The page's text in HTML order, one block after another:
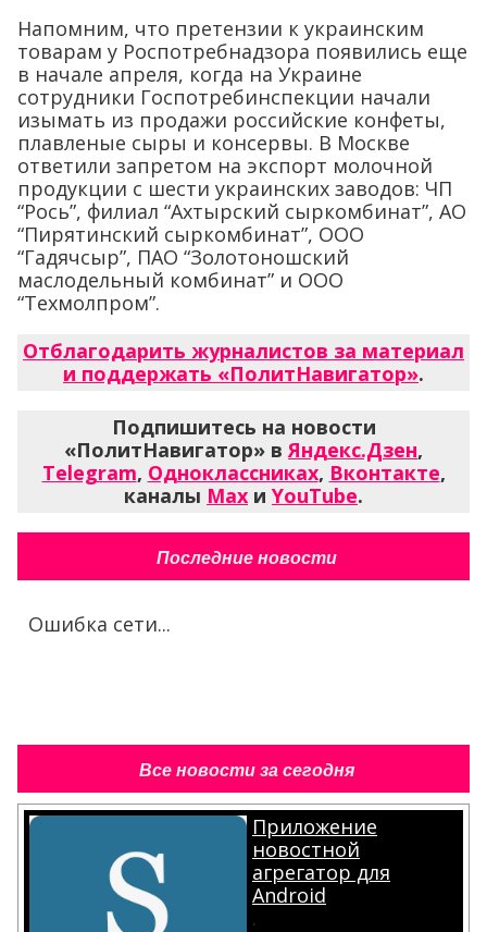
Напомним, что претензии к украинским
товарам у Роспотребнадзора появились еще
в начале апреля, когда на Украине
сотрудники Госпотребинспекции начали
изымать из продажи российские конфеты,
плавленые сыры и консервы. В Москве
ответили запретом на экспорт молочной
продукции с шести украинских заводов: ЧП
“Рось”, филиал “Ахтырский сыркомбинат”, АО
“Пирятинский сыркомбинат”, ООО
“Гадячсыр”, ПАО “Золотоношский
маслодельный комбинат” и ООО
“Техмолпром”.
Отблагодарить журналистов за материал
и поддержать «ПолитНавигатор».
Подпишитесь на новости
«ПолитНавигатор» вЯндекс.Дзен,
Telegram, Одноклассниках, Вконтакте,
каналы Max и YouTube.
Последние новости
Ошибка сети...
Все новости за сегодня
Приложение
новостной
агрегатор для
Android
.